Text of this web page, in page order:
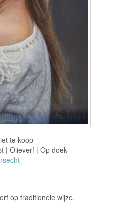
te koop
| Olieverf | Op doek
op traditionele wijze.